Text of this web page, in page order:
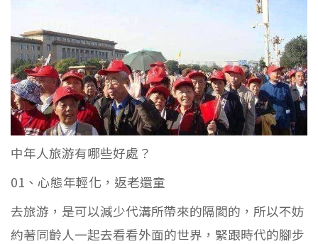
中年人旅游有哪些好處？
01、心態年輕化，返老還童
去旅游，是可以減少代溝所帶來的隔閡的，所以不妨
約著同齡人一起去看看外面的世界，緊跟時代的腳步